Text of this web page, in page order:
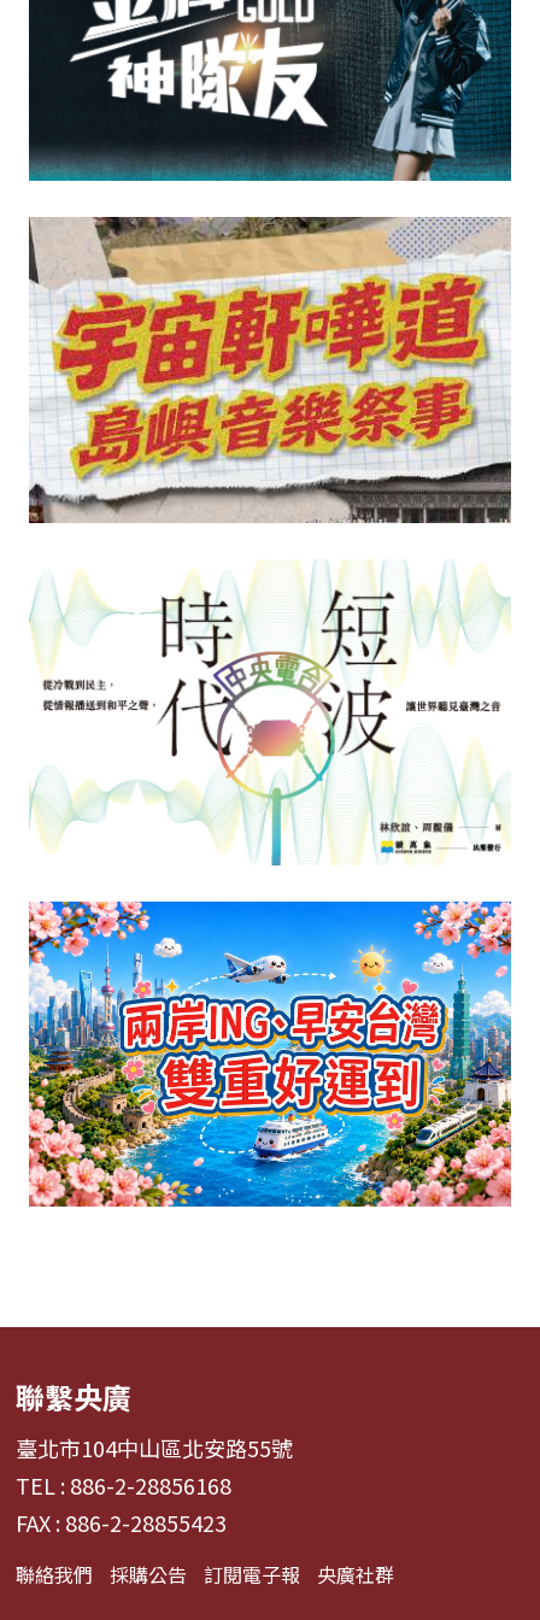
聯繫央廣
臺北市104中山區北安路55號
TEL : 886-2-28856168
FAX : 886-2-28855423
聯絡我們 採購公告 訂閱電子報 央廣社群